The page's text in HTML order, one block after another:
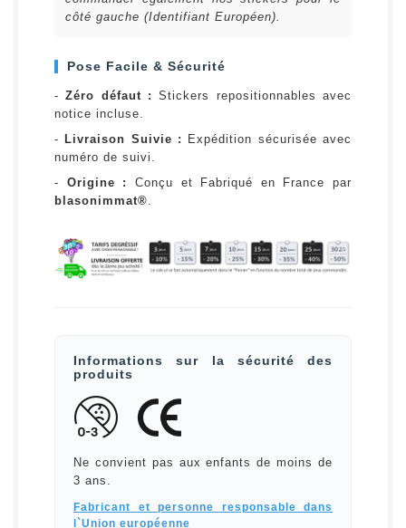
côté gauche (Identifiant Européen).
Pose Facile & Sécurité
-Zéro défaut : Stickers repositionnables avec
notice incluse.
- Livraison Suivie :
Expédition sécurisée avec
numéro de suivi.
- Origine :
Conçu et Fabriqué en France par
blasonimmat®.
Informations sur la sécurité des
produits
Ne convient pas aux enfants de moins de
3 ans.
Fabricant et personne responsable dans
l`Union européenne